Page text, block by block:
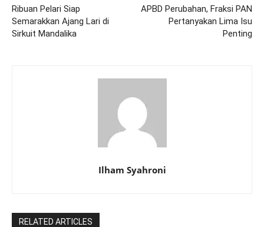
Ribuan Pelari Siap
Semarakkan Ajang Lari di
Sirkuit Mandalika
APBD Perubahan, Fraksi PAN
Pertanyakan Lima Isu
Penting
Ilham Syahroni
RELATED ARTICLES